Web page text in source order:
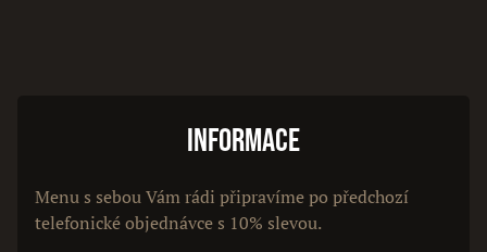
Informace
Menu s sebou Vám rádi připravíme po předchozí
telefonické objednávce s 10% slevou.